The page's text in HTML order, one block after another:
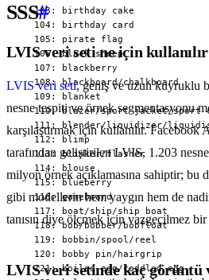
SSS#
LVIS veri seti ne için
LVIS veri seti, geniş ve uzun kuyruklu
nesne tespiti ve örnek segmentasyonu
karşılaştırmak için kullanılır.
tarafından geliştirilen LVIS, 1.203
milyon örnek açıklamasına sahiptir;
gibi modellerin hem yaygın hem de
tanısın diye ölçmek için vazgeçilmez
LVIS veri setinde kaç görüntü